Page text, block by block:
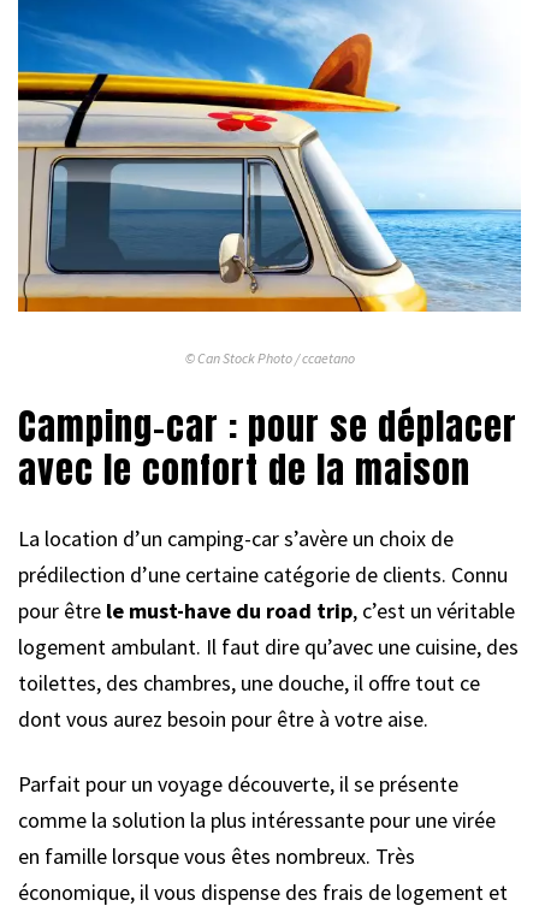
© Can Stock Photo / ccaetano
Camping-car : pour se déplacer
avec le confort de la maison
La location d’un camping-car s’avère un choix de
prédilection d’une certaine catégorie de clients. Connu
pour être le must-have du road trip, c’est un véritable
logement ambulant. Il faut dire qu’avec une cuisine, des
toilettes, des chambres, une douche, il offre tout ce
dont vous aurez besoin pour être à votre aise.
Parfait pour un voyage découverte, il se présente
comme la solution la plus intéressante pour une virée
en famille lorsque vous êtes nombreux. Très
économique, il vous dispense des frais de logement et